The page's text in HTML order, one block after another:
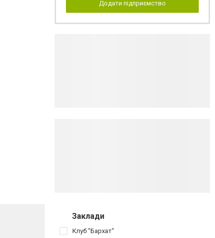
Додати підприємство
Заклади
Клуб "Бархат"